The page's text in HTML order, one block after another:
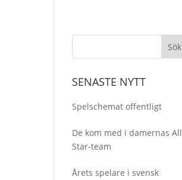
SENASTE NYTT
Spelschemat offentligt
De kom med i damernas All
Star-team
Årets spelare i svensk